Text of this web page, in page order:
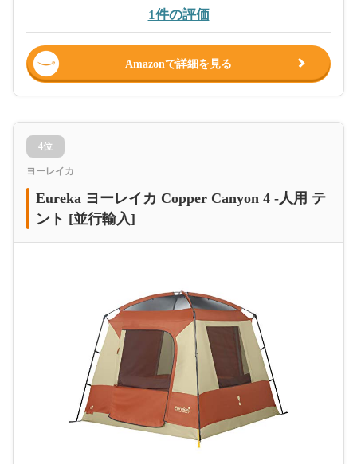
1件の評価
Amazonで詳細を見る
4位
ヨーレイカ
Eureka ヨーレイカ Copper Canyon 4 -人用 テ
ント [並行輸入]